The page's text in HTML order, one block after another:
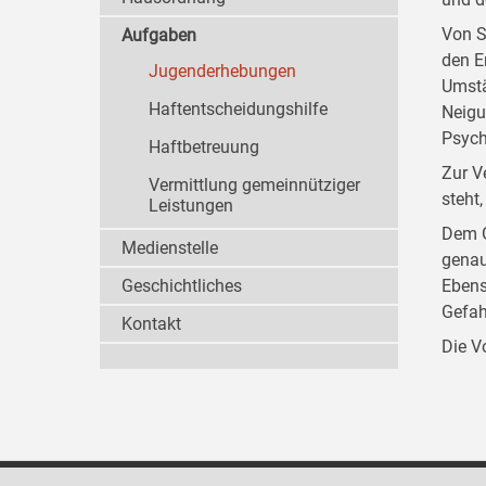
Von
den
Zur
Dem
Die
Aufgaben
Jugenderhebungen
Haftentscheidungshilfe
Haftbetreuung
Vermittlung gemeinnütziger
Leistungen
Medienstelle
Geschichtliches
Kontakt